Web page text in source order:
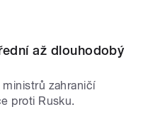
až dlouhodobý
zahraničí
proti Rusku.